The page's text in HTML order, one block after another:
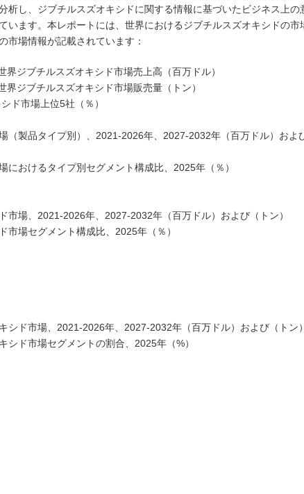
析し、ジブチルスズオキシドに関する情報に基づいたビジネス上の
います。本レポートには、世界におけるジブチルスズオキシドの市
市場情報が記載されています：
ジブチルスズオキシド市場売上高（百万ドル）
ジブチルスズオキシド市場販売量（トン）
ド市場上位5社（％）
（製品タイプ別）、2021-2026年、2027-2032年（百万ドル）およ
におけるタイプ別セグメント構成比、2025年（％）
市場、2021-2026年、2027-2032年（百万ドル）および（トン）
市場セグメント構成比、2025年（％）
シド市場、2021-2026年、2027-2032年（百万ドル）および（トン）
シド市場セグメントの割合、2025年（%）